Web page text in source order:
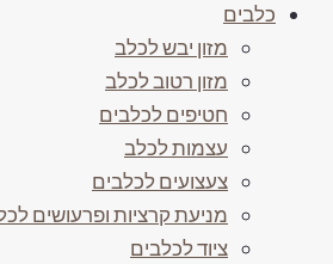
כלבים
מזון יבש לכלב
מזון רטוב לכלב
חטיפים לכלבים
עצמות לכלב
צעצועים לכלבים
מניעת קרציות ופרעושים לכלב
ציוד לכלבים